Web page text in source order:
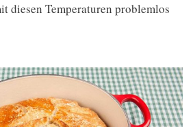
diesen Temperaturen problemlos